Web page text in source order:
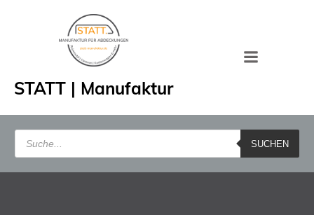
STATT | Manufaktur
Products
search SUCHEN